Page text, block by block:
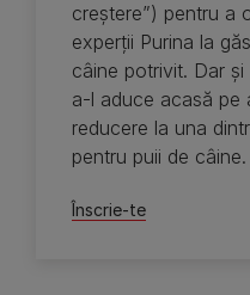
creştere”) pentru a
experţii Purina la
câine potrivit. Dar
a-l aduce acasă pe
reducere la una
pentru puii de câine.
Înscrie-te